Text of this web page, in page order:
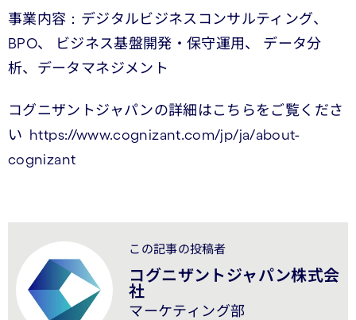
事業内容：デジタルビジネスコンサルティング、
BPO、 ビジネス基盤開発・保守運用、 データ分
析、データマネジメント
コグニザントジャパンの詳細はこちらをご覧くださ
い https://www.cognizant.com/jp/ja/about-
cognizant
この記事の投稿者
コグニザントジャパン株式会
社
マーケティング部